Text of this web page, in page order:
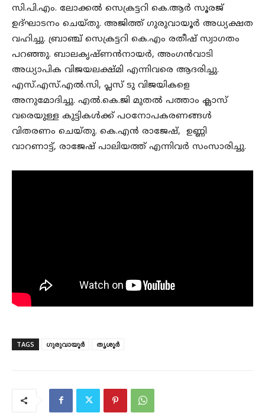
സി.പി.എം. ലോക്കൽ സെക്രട്ടറി കെ.ആർ സൂരജ്
ഉദ്ഘാടനം ചെയ്തു. അജിത്ത് ഗുരുവായൂർ അധ്യക്ഷത
വഹിച്ചു. ബ്രാഞ്ച് സെക്രട്ടറി കെ.എം രതീഷ് സ്വാഗതം
പറഞ്ഞു. ബാലകൃഷ്ണൻനായർ, അംഗൻവാടി
അധ്യാപിക വിജയലക്ഷ്മി എന്നിവരെ ആദരിച്ചു.
എസ്.എസ്.എൽ.സി, പ്ലസ് ടു വിജയികളെ
അനുമോദിച്ചു. എൽ.കെ.ജി മുതൽ പത്താം ക്ലാസ്
വരെയുള്ള കുട്ടികൾക്ക് പഠനോപകരണങ്ങൾ
വിതരണം ചെയ്തു. കെ.എൻ രാജേഷ്, ഉണ്ണി
വാറണാട്ട്, രാജേഷ് പാലിയത്ത് എന്നിവർ സംസാരിച്ചു.
TAGS ഗുരുവായൂർ തൃശൂർ